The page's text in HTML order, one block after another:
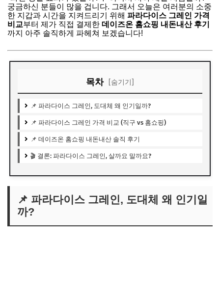
궁금하신 분들이 많을 겁니다. 그래서 오늘은 여러분의 소중
한 지갑과 시간을 지켜드리기 위해 파라다이스 그레인 가격
비교부터 제가 직접 결제한 데이즈온 홈쇼핑 내돈내산 후기
까지 아주 솔직하게 파헤쳐 보겠습니다!
목차 [숨기기]
📌 파라다이스 그레인, 도대체 왜 인기일까?
📌 파라다이스 그레인 가격 비교 (직구 vs 홈쇼핑)
📌 데이즈온 홈쇼핑 내돈내산 솔직 후기
🎬 결론: 파라다이스 그레인, 살까요 말까요?
📌 파라다이스 그레인, 도대체 왜 인기일
까?